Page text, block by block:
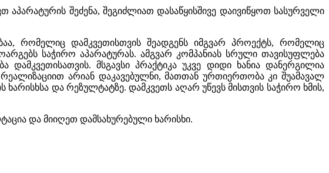
შეძენა, შეგიძლიათ დასაწყისშივე დაივიწყოთ სასურველი
რომელიც დამკვეთისთვის შეადგენს იმგვარ პროექტს, რომელიც
საჭირო აპარატურას. ამგვარ კომპანიას სრული თავისუფლება
მსგავსი პრაქტიკა უკვე დიდი ხანია დანერგილია
არიან დაკავებულნი, მათთან ურთიერთობა კი შუამავალ
და რეზულტატზე. დამკვეთს აღარ უწევს მისთვის საჭირო ხმის,
და მიიღეთ დამსახურებული ხარისხი.